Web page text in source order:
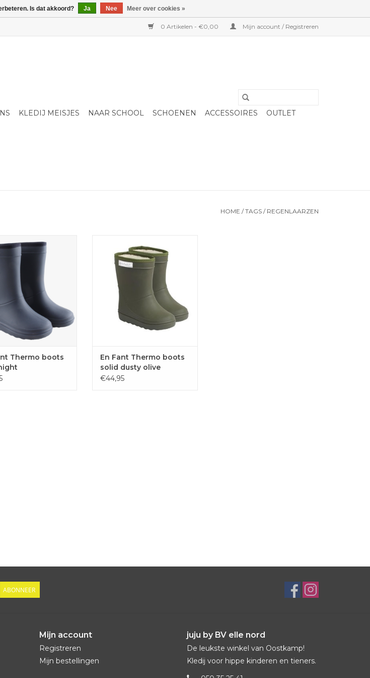
0 Artikelen - €0,00 Mijn account / Registreren
KLEDIJ MEISJES NAAR SCHOOL SCHOENEN ACCESSOIRES
OUTLET
HOME /TAGS / REGENLAARZEN
Thermo boots blue
night
TOEVOEGEN AAN
WINKELWAGEN
Thermo boots
kinderen van En Fant in khaki
kleur.
TOEVOEGEN AAN
WINKELWAGEN
En Fant Thermo boots
solid dusty olive
€44,95
ABONNEER
Mijn account
Registreren
Mijn bestellingen
juju by BV elle nord
De leukste winkel van Oostkamp!
Kledij voor hippe kinderen en tieners.
Is dat akkoord? Ja Nee Meer over cookies »